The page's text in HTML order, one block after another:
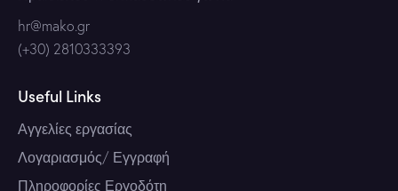
hr@mako.gr
(+30) 2810333393
Useful Links
Αγγελίες εργασίας
Λογαριασμός/ Εγγραφή
Πληροφορίες Εργοδότη